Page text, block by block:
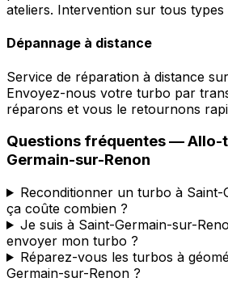
ateliers. Intervention sur tous types
Dépannage à distance
Service de réparation à distance
Envoyez-nous votre turbo par
réparons et vous le retournons
Questions fréquentes —Allo-
Germain-sur-Renon
Reconditionner un turbo à Saint-
ça coûte combien ?
Je suis à Saint-Germain-sur-
envoyer mon turbo ?
Réparez-vous les turbos à
Germain-sur-Renon ?